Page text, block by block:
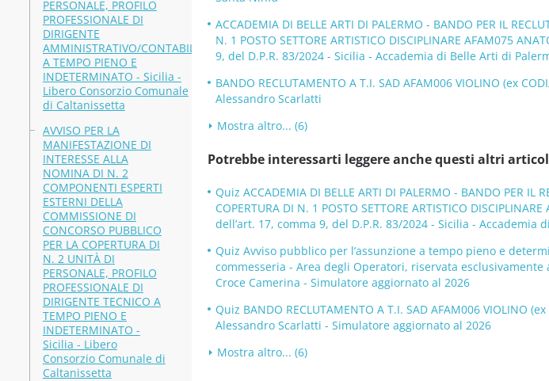
PERSONALE, PROFILO
PROFESSIONALE DI
DIRIGENTE
AMMINISTRATIVO/CONTABILE
A TEMPO PIENO E
INDETERMINATO - Sicilia -
Libero Consorzio Comunale
di Caltanissetta
AVVISO PER LA
MANIFESTAZIONE DI
INTERESSE ALLA
NOMINA DI N. 2
COMPONENTI ESPERTI
ESTERNI DELLA
COMMISSIONE DI
CONCORSO PUBBLICO
PER LA COPERTURA DI
N. 2 UNITÀ DI
PERSONALE, PROFILO
PROFESSIONALE DI
DIRIGENTE TECNICO A
TEMPO PIENO E
INDETERMINATO -
Sicilia - Libero
Consorzio Comunale di
Caltanissetta
ACCADEMIA DI BELLE ARTI DI PALERMO - BANDO PER IL
N. 1 POSTO SETTORE ARTISTICO DISCIPLINARE AFAM075
9, del D.P.R. 83/2024 - Sicilia - Accademia di Belle Arti di
BANDO RECLUTAMENTO A T.I. SAD AFAM006 VIOLINO (ex
Alessandro Scarlatti
Mostra altro... (6)
Potrebbe interessarti leggere anche questi altri
Quiz ACCADEMIA DI BELLE ARTI DI PALERMO - BANDO PER IL
COPERTURA DI N. 1 POSTO SETTORE ARTISTICO
dell’art. 17, comma 9, del D.P.R. 83/2024 - Sicilia -
Quiz Avviso pubblico per l’assunzione a tempo pieno e
commesseria - Area degli Operatori, riservata
Croce Camerina - Simulatore aggiornato al 2026
Quiz BANDO RECLUTAMENTO A T.I. SAD AFAM006 VIOLINO
Alessandro Scarlatti - Simulatore aggiornato al 2026
Mostra altro... (6)